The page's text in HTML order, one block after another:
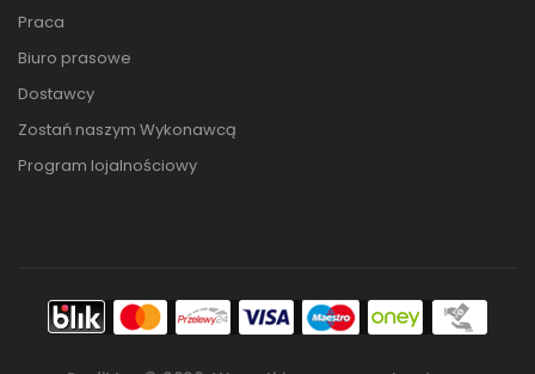
Praca
Biuro prasowe
Dostawcy
Zostań naszym Wykonawcą
Program lojalnościowy